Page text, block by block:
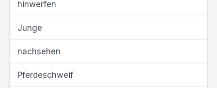
hinwerfen
Junge
nachsehen
Pferdeschweif